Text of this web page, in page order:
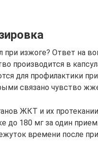
изжоге? Ответ на
производится в
для профилактики
связано чувство
ЖКТ и их
до 180 мг за один
времени после